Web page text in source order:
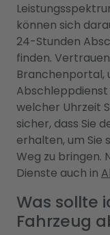
können sich
24-Stunden
finden.
Branchenportal,
Abschleppdienst
welcher Uhrzeit
sicher, dass Sie
erhalten, um Sie
Weg zu bringen.
Dienste auch in
Was sollte
Fahrzeug